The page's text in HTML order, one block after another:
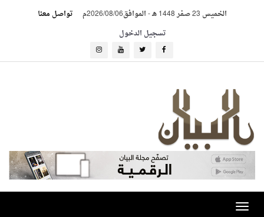
الخميس 23 صفر 1448 هـ -الموافق2026/08/06م
تواصل معنا
تسجيل الدخول
Toggle